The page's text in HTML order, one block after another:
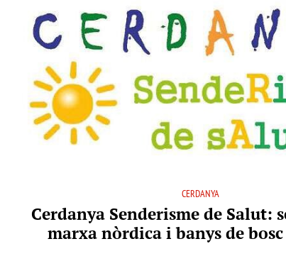
CERDANYA
Cerdanya Senderisme de Salut:
marxa nòrdica i banys de bosc